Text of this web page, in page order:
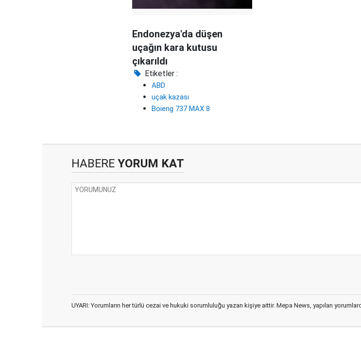
Endonezya'da düşen
uçağın kara kutusu
çıkarıldı
Etiketler :
ABD
uçak kazası
Boieng 737 MAX 8
HABERE YORUM KAT
UYARI: Yorumların her türlü cezai ve hukuki sorumluluğu yazan kişiye aittir. Mepa News, yapılan